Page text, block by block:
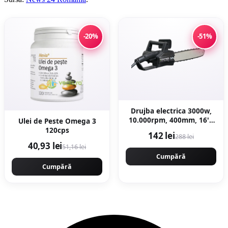
-20%
Ulei de Peste Omega 3
120cps
40,93 lei51,16 lei
Cumpără
-51%
Drujba electrica 3000w,
10.000rpm, 400mm, 16'',
142 lei288 lei
Cumpără